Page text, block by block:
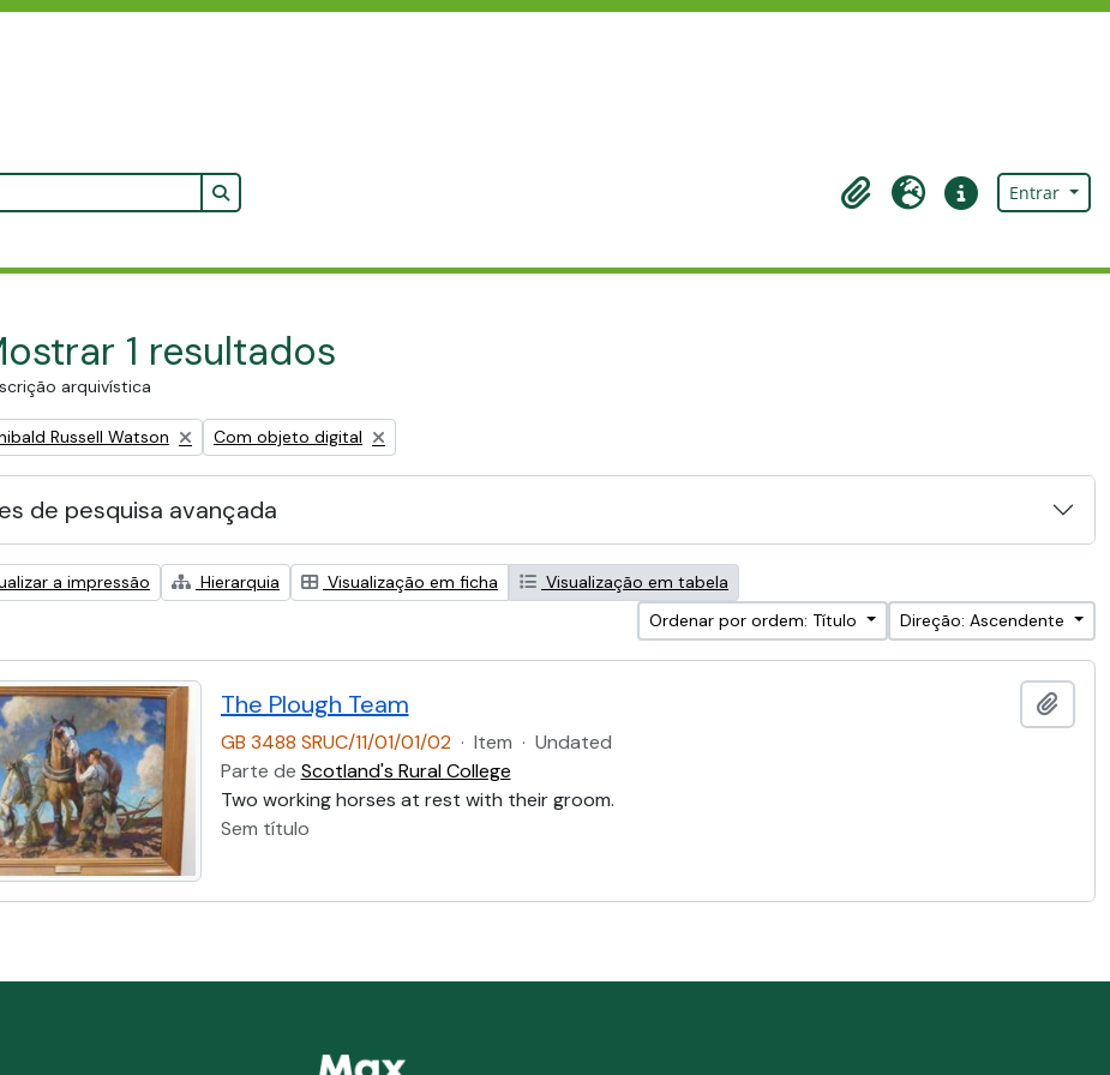
Search in browse page
Área de transferência
Idioma Ligações rápidas
Entrar
1 resultados
arquivística
Russell Watson Remove filter:
Com objeto digital
de pesquisa avançada
a impressão Hierarquia Visualização em ficha
Visualização em tabela
Ordenar por ordem: Título
Direção: Ascendente
The Plough Team
GB 3488 SRUC/11/01/01/02 · Item · Undated
Parte de Scotland's Rural College
Two working horses at rest with their groom.
Sem título